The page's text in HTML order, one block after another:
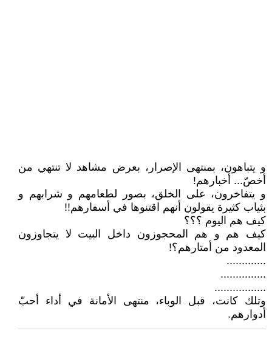
و يتباهون، بمنتهى الإصرار، بعرض مشاهد لا تنتهي من
أخصّ... أخبارهم!
و يتفاخرون، على الخلق، بصور لطعامهم و شرابهم و
بثياب كثيرة يقولون أنهم اقتنوها في أسفارهم!!
كيف هم اليوم ؟؟؟
كيف هم و هم المحجوزون داخل البيت لا يتجاوزون
المعدود من أمتارهم؟!
.............
...............
.................
وتلك كانت، قبل الوباء، منتهى الأمانة في أداء أحبّ
أدوارهم.